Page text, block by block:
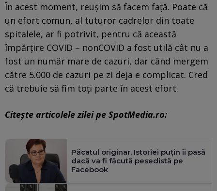
În acest moment, reușim să facem față. Poate că
un efort comun, al tuturor cadrelor din toate
spitalele, ar fi potrivit, pentru că această
împărțire COVID – nonCOVID a fost utilă cât nu a
fost un număr mare de cazuri, dar când mergem
către 5.000 de cazuri pe zi deja e complicat. Cred
că trebuie să fim toți parte în acest efort.
Citește articolele zilei pe SpotMedia.ro:
Păcatul originar. Istoriei puțin îi pasă
dacă va fi făcută pesedistă pe
Facebook